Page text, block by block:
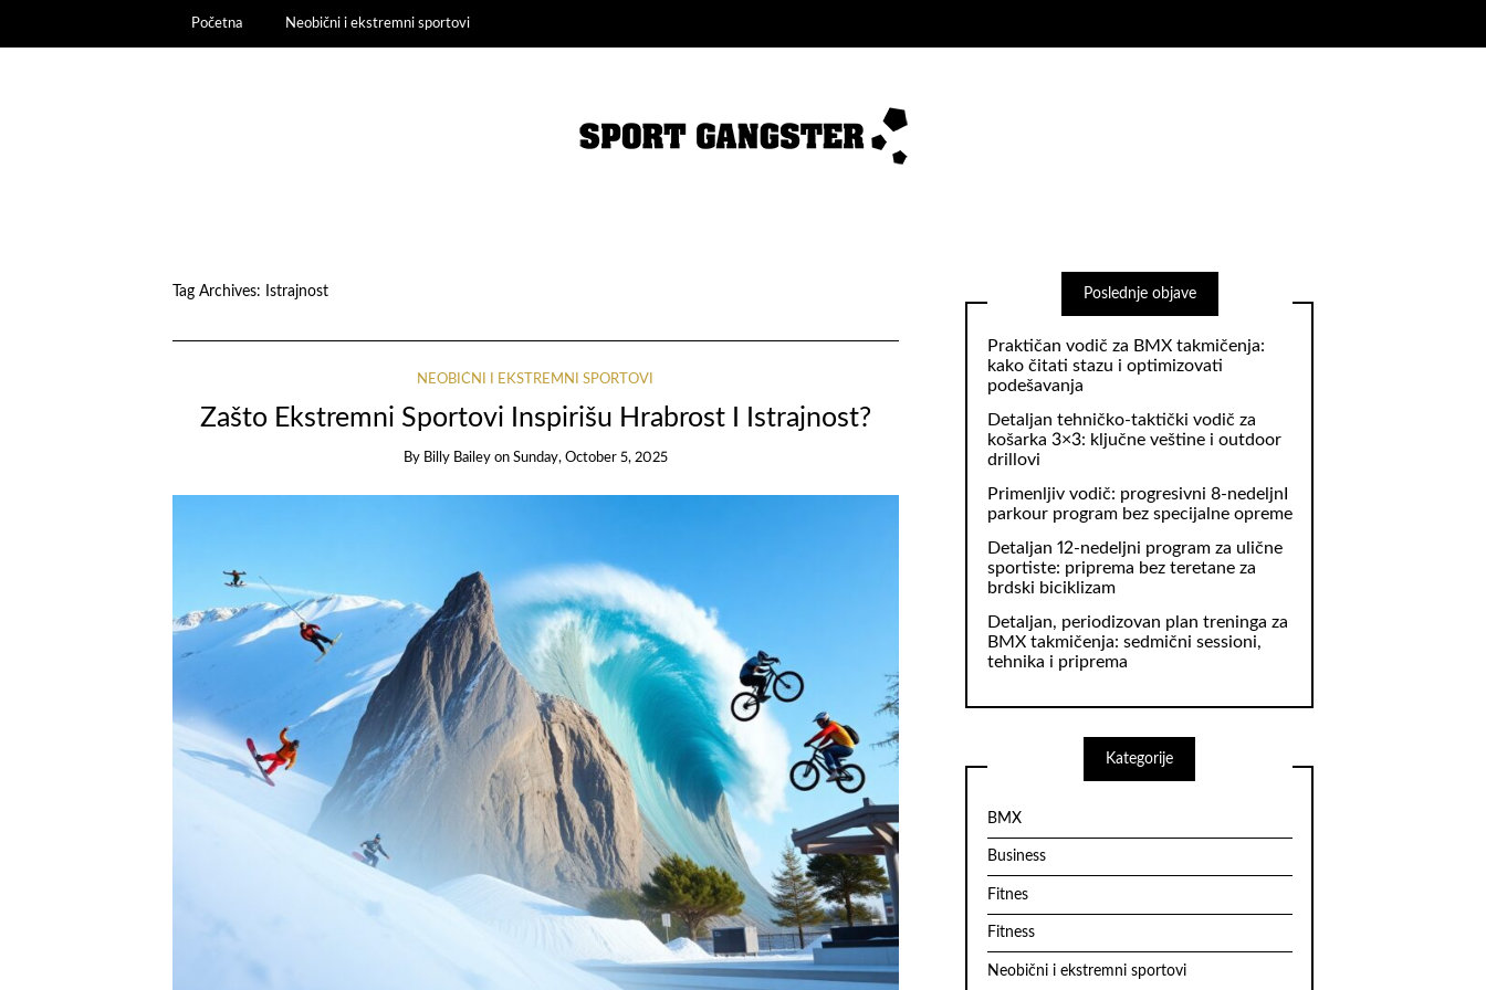
Početna Neobični i ekstremni sportovi
Tag Archives: Istrajnost
NEOBIČNI I EKSTREMNI SPORTOVI
Zašto Ekstremni Sportovi Inspirišu Hrabrost I Istrajnost?
By Billy Bailey on Sunday, October 5, 2025
Poslednje objave
Praktičan vodič za BMX takmičenja:
kako čitati stazu i optimizovati
podešavanja
Detaljan tehničko‑taktički vodič za
košarka 3×3: ključne veštine i outdoor
drillovi
Primenljiv vodič: progresivni 8‑nedeljnI
parkour program bez specijalne opreme
Detaljan 12-nedeljni program za ulične
sportiste: priprema bez teretane za
brdski biciklizam
Detaljan, periodizovan plan treninga za
BMX takmičenja: sedmični sessioni,
tehnika i priprema
Kategorije
BMX
Business
Fitnes
Fitness
Neobični i ekstremni sportovi